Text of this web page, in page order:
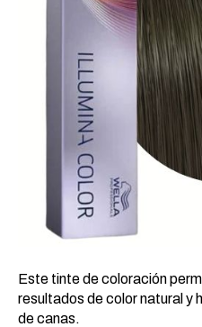
Este tinte de coloración
resultados de color natural y
de canas.